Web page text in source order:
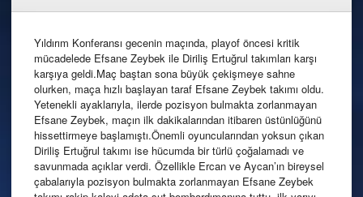
Yıldırım Konferansı gecenin maçında, playof öncesi kritik
mücadelede Efsane Zeybek ile Diriliş Ertuğrul takımları karşı
karşıya geldi.Maç baştan sona büyük çekişmeye sahne
olurken, maça hızlı başlayan taraf Efsane Zeybek takımı oldu.
Yetenekli ayaklarıyla, ilerde pozisyon bulmakta zorlanmayan
Efsane Zeybek, maçın ilk dakikalarından itibaren üstünlüğünü
hissettirmeye başlamıştı.Önemli oyuncularından yoksun çıkan
Diriliş Ertuğrul takımı ise hücumda bir türlü çoğalamadı ve
savunmada açıklar verdi. Özellikle Ercan ve Aycan’ın bireysel
çabalarıyla pozisyon bulmakta zorlanmayan Efsane Zeybek